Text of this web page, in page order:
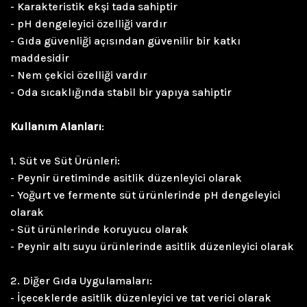
- Karakteristik ekşi tada sahiptir
- pH dengeleyici özelliği vardır
- Gıda güvenliği açısından güvenilir bir katkı
maddesidir
- Nem çekici özelliği vardır
- Oda sıcaklığında stabil bir yapıya sahiptir
Kullanım Alanları:
1. Süt ve Süt Ürünleri:
- Peynir üretiminde asitlik düzenleyici olarak
- Yoğurt ve fermente süt ürünlerinde pH dengeleyici
olarak
- Süt ürünlerinde koruyucu olarak
- Peynir altı suyu ürünlerinde asitlik düzenleyici olarak
2. Diğer Gıda Uygulamaları:
- İçeceklerde asitlik düzenleyici ve tat verici olarak